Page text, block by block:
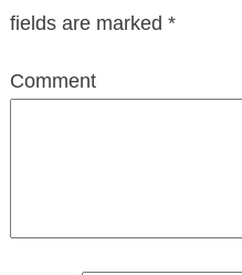
fields are marked *